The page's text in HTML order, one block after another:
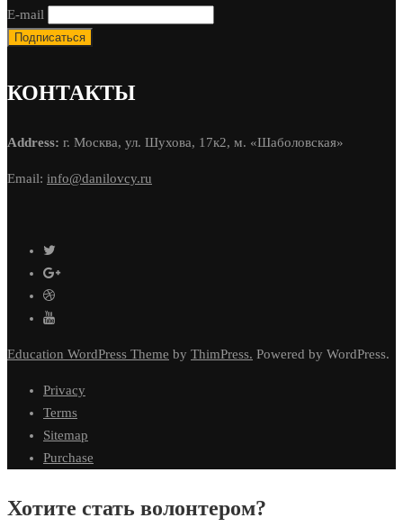
E-mail
КОНТАКТЫ
Address: г. Москва, ул. Шухова, 17к2, м. «Шаболовская»
Email: info@danilovcy.ru
Education WordPress Theme by ThimPress. Powered by WordPress.
Privacy
Terms
Sitemap
Purchase
Хотите стать волонтером?